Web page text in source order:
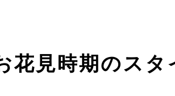
花見時期のス